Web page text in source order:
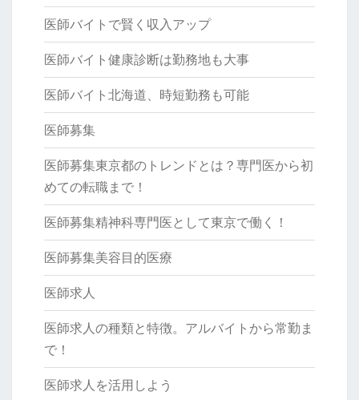
医師バイトで賢く収入アップ
医師バイト健康診断は勤務地も大事
医師バイト北海道、時短勤務も可能
医師募集
医師募集東京都のトレンドとは？専門医から初
めての転職まで！
医師募集精神科専門医として東京で働く！
医師募集美容目的医療
医師求人
医師求人の種類と特徴。アルバイトから常勤ま
で！
医師求人を活用しよう